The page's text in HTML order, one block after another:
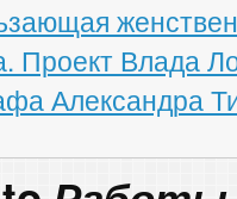
Проект Влада
Александра